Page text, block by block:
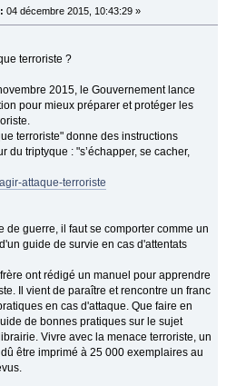
04 décembre 2015, 10:43:29 »
terroriste ?
2015, le Gouvernement lance
pour mieux préparer et protéger les
terroriste" donne des instructions
du triptyque : "s’échapper, se cacher,
attaque-terroriste
de guerre, il faut se comporter comme un
guide de survie en cas d'attentats
ont rédigé un manuel pour apprendre
Il vient de paraître et rencontre un franc
en cas d'attaque. Que faire en
de bonnes pratiques sur le sujet
Vivre avec la menace terroriste, un
être imprimé à 25 000 exemplaires au